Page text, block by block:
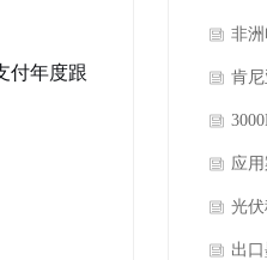
付年度跟
浸
解
非
口稳
肯尼
容
中
应
户用
光
出